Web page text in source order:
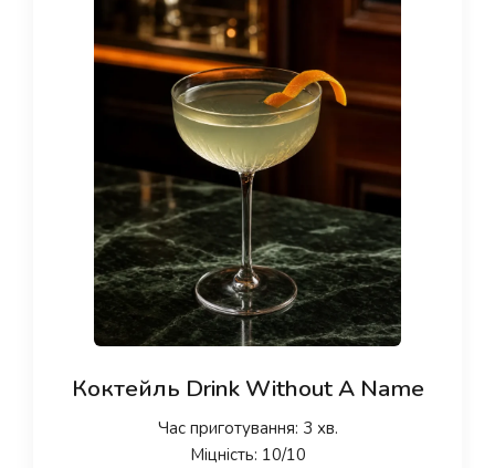
Коктейль Drink Without A Name
Час приготування: 3 хв.
Міцність: 10/10